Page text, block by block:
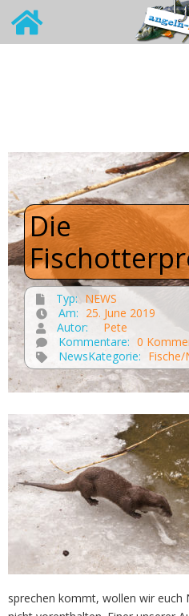
Die
Typ: NEWS
Am: 25. June 2019
Autor:
Pete
Kommentare: 0
NewsKategorie:
sprechen kommt, wollen wir euch